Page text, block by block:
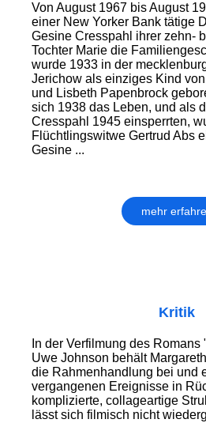
Von August 1967 bis August
einer New Yorker Bank tätige
Gesine Cresspahl ihrer zehn-
Tochter Marie die
wurde 1933 in der
Jerichow als einziges Kind
und Lisbeth Papenbrock
sich 1938 das Leben, und als
Cresspahl 1945 einsperrten,
Flüchtlingswitwe Gertrud Abs
Gesine ...
mehr
Kritik
In der Verfilmung des
Uwe Johnson behält
die Rahmenhandlung bei und
vergangenen Ereignisse in
komplizierte, collageartige
lässt sich filmisch nicht